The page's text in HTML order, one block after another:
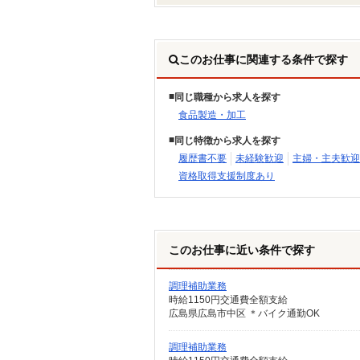
このお仕事に関連する条件で探す
同じ職種から求人を探す
食品製造・加工
同じ特徴から求人を探す
履歴書不要
未経験歓迎 主婦・主夫歓迎
資格取得支援制度あり
このお仕事に近い条件で探す
調理補助業務
時給1150円交通費全額支給
広島県広島市中区 ＊バイク通勤OK
調理補助業務